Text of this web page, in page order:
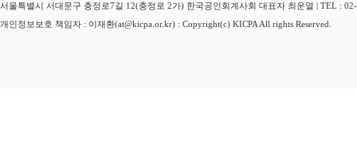
서울특별시 서대문구 충정로7길 12(충정로 2가) 한국공인회계사회 대표자 최운열 | TEL :
개인정보보호 책임자 : 이재환(at@kicpa.or.kr) : Copyright(c) KICPA All rights Reserved.